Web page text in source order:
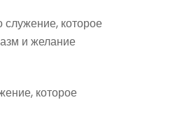
которое
и желание
которое